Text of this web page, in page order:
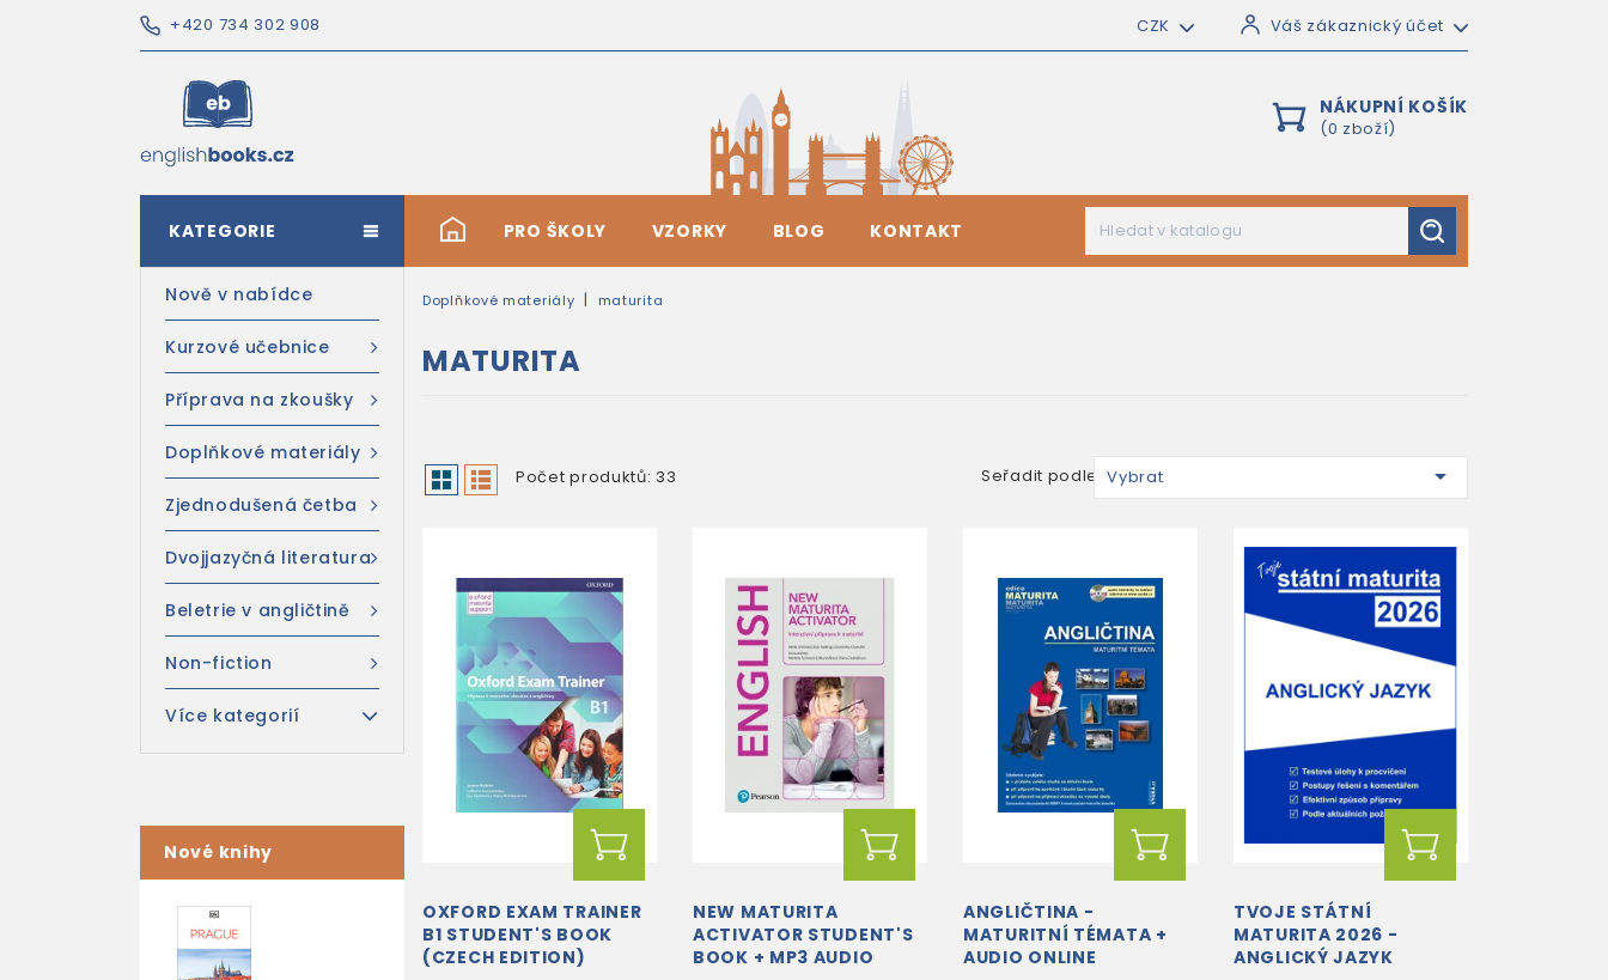
+420 734 302 908 CZK Váš zákaznický účet
NÁKUPNÍ KOŠÍK
(0 zboží)
# PRO ŠKOLY VZORKY BLOG KONTAKT
KATEGORIE
Nově v nabídce
Kurzové učebnice
Příprava na zkoušky
Doplňkové materiály
Zjednodušená četba
Dvojjazyčná literatura
Beletrie v angličtině
Non-fiction
Více kategorií
Nové knihy
Doplňkové materiály maturita
MATURITA
Počet produktů: 33 Seřadit podle: Vybrat 
OXFORD EXAM TRAINER
B1 STUDENT'S BOOK
(CZECH EDITION)
NEW MATURITA
ACTIVATOR STUDENT'S
BOOK + MP3 AUDIO
ANGLIČTINA -
MATURITNÍ TÉMATA +
AUDIO ONLINE
TVOJE STÁTNÍ
MATURITA 2026 -
ANGLICKÝ JAZYK